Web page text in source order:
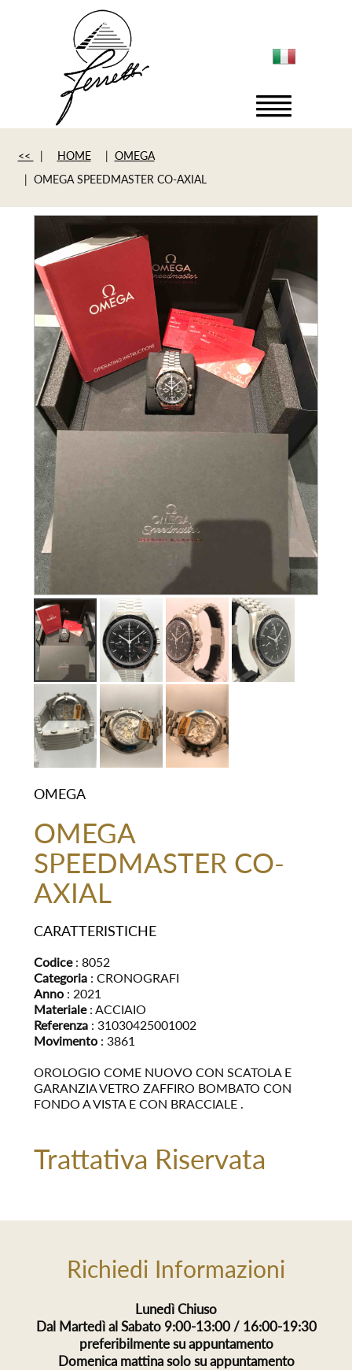
<< | HOME | OMEGA
| OMEGA SPEEDMASTER CO-AXIAL
OMEGA
OMEGA
SPEEDMASTER CO-
AXIAL
CARATTERISTICHE
Codice: 8052
Categoria: CRONOGRAFI
Anno: 2021
Materiale: ACCIAIO
Referenza: 31030425001002
Movimento: 3861
OROLOGIO COME NUOVO CON SCATOLA E
GARANZIA VETRO ZAFFIRO BOMBATO CON
FONDO A VISTA E CON BRACCIALE .
Trattativa Riservata
Richiedi Informazioni
Lunedì Chiuso
Dal Martedì al Sabato 9:00-13:00 / 16:00-19:30
preferibilmente su appuntamento
Domenica mattina solo su appuntamento